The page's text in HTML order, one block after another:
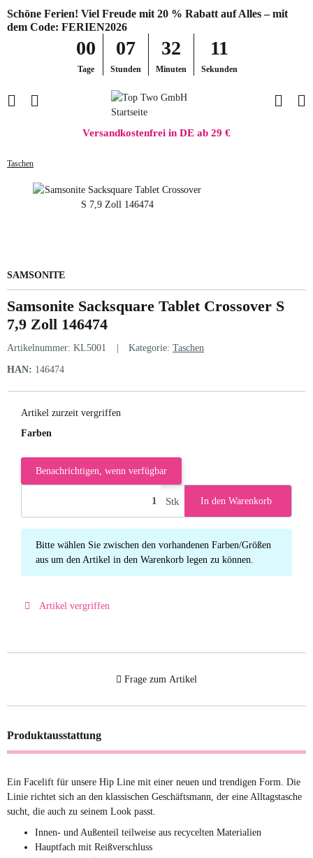
Schöne Ferien! Viel Freude mit 20 % Rabatt auf Alles – mit
dem Code: FERIEN2026
00
Tage
07
Stunden
32
Minuten
11
Sekunden
Versandkostenfrei in DE ab 29 €
Taschen
SAMSONITE
Samsonite Sacksquare Tablet Crossover S
7,9 Zoll 146474
Artikelnummer: KL5001 Kategorie: Taschen
HAN: 146474
Artikel zurzeit vergriffen
Farben
Benachrichtigen, wenn verfügbar
Stk In den Warenkorb
x
Bitte wählen Sie zwischen den vorhandenen Farben/Größen
aus um den Artikel in den Warenkorb legen zu können.
Artikel vergriffen
Frage zum Artikel
Produktausstattung
Ein Facelift für unsere Hip Line mit einer neuen und trendigen Form. Die
Linie richtet sich an den klassischen Geschäftsmann, der eine Alltagstasche
sucht, die auch zu seinem Look passt.
Innen- und Außenteil teilweise aus recycelten Materialien
Hauptfach mit Reißverschluss